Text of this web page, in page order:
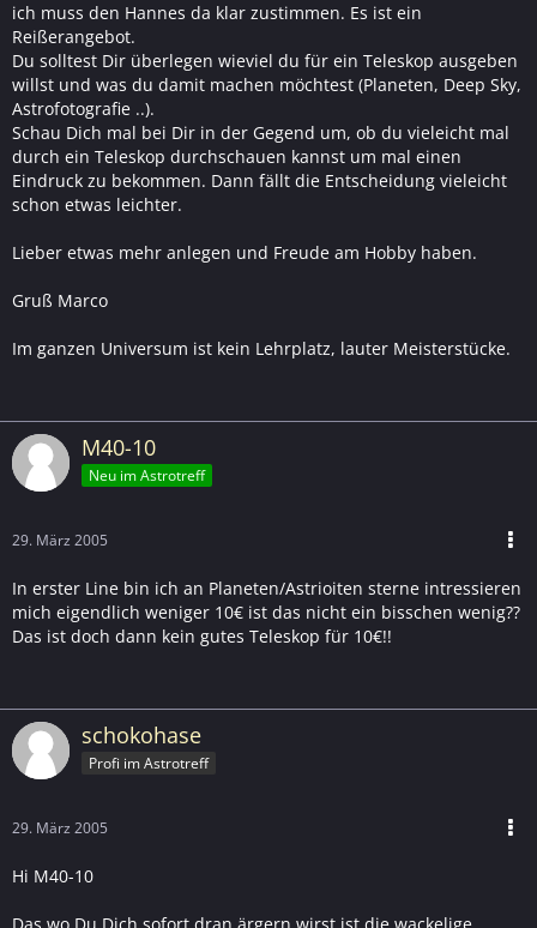
ich muss den Hannes da klar zustimmen. Es ist ein
Reißerangebot.
Du solltest Dir überlegen wieviel du für ein Teleskop ausgeben
willst und was du damit machen möchtest (Planeten, Deep Sky,
Astrofotografie ..).
Schau Dich mal bei Dir in der Gegend um, ob du vieleicht mal
durch ein Teleskop durchschauen kannst um mal einen
Eindruck zu bekommen. Dann fällt die Entscheidung vieleicht
schon etwas leichter.
Lieber etwas mehr anlegen und Freude am Hobby haben.
Gruß Marco
Im ganzen Universum ist kein Lehrplatz, lauter Meisterstücke.
M40-10
Neu im Astrotreff
29. März 2005
In erster Line bin ich an Planeten/Astrioiten sterne intressieren
mich eigendlich weniger 10€ ist das nicht ein bisschen wenig??
Das ist doch dann kein gutes Teleskop für 10€!!
schokohase
Profi im Astrotreff
29. März 2005
Hi M40-10